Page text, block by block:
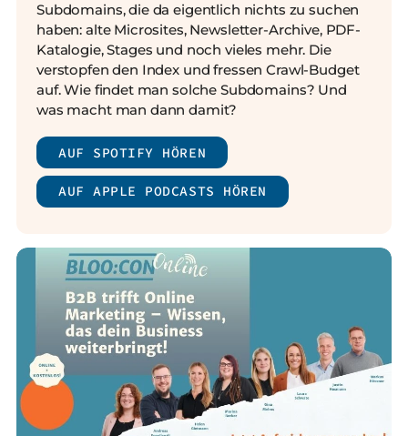
Subdomains, die da eigentlich nichts zu suchen
haben: alte Microsites, Newsletter-Archive, PDF-
Katalogie, Stages und noch vieles mehr. Die
verstopfen den Index und fressen Crawl-Budget
auf. Wie findet man solche Subdomains? Und
was macht man dann damit?
AUF SPOTIFY HÖREN
AUF APPLE PODCASTS HÖREN